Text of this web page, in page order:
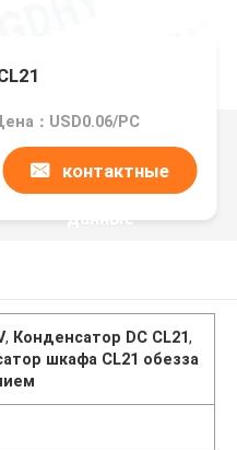
：USD0.06/PC
контактные
данные
, Конденсатор DC CL21,
шкафа CL21 обезза